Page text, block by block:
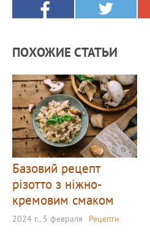
ПОХОЖИЕ СТАТЬИ
Базовий рецепт
різотто з ніжно-
кремовим смаком
2024 г., 5 февраля Рецепти